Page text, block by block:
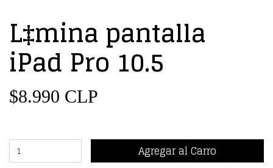
L‡mina pantalla
iPad Pro 10.5
$8.990 CLP